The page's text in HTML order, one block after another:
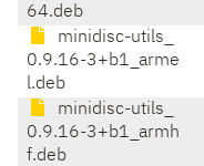
64.deb
minidisc-utils_
0.9.16-3+b1_arme
l.deb
minidisc-utils_
0.9.16-3+b1_armh
f.deb